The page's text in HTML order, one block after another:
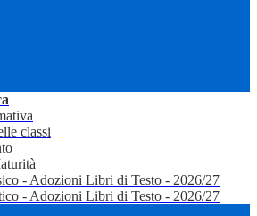
classi
- Adozioni Libri di Testo - 2026/27
- Adozioni Libri di Testo - 2026/27